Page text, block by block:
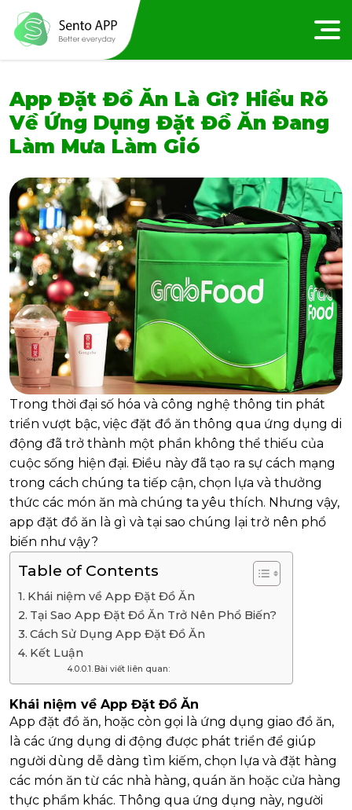
App Đặt Đồ Ăn Là Gì? Hiểu Rõ
Về Ứng Dụng Đặt Đồ Ăn Đang
Làm Mưa Làm Gió
Trong thời đại số hóa và công nghệ thông tin phát
triển vượt bậc, việc đặt đồ ăn thông qua ứng dụng di
động đã trở thành một phần không thể thiếu của
cuộc sống hiện đại. Điều này đã tạo ra sự cách mạng
trong cách chúng ta tiếp cận, chọn lựa và thưởng
thức các món ăn mà chúng ta yêu thích. Nhưng vậy,
app đặt đồ ăn là gì và tại sao chúng lại trở nên phổ
biến như vậy?
Table of Contents
Khái niệm về App Đặt Đồ Ăn
Tại Sao App Đặt Đồ Ăn Trở Nên Phổ Biến?
Cách Sử Dụng App Đặt Đồ Ăn
Kết Luận
Bài viết liên quan:
Khái niệm về App Đặt Đồ Ăn
App đặt đồ ăn, hoặc còn gọi là ứng dụng giao đồ ăn,
là các ứng dụng di động được phát triển để giúp
người dùng dễ dàng tìm kiếm, chọn lựa và đặt hàng
các món ăn từ các nhà hàng, quán ăn hoặc cửa hàng
thực phẩm khác. Thông qua ứng dụng này, người